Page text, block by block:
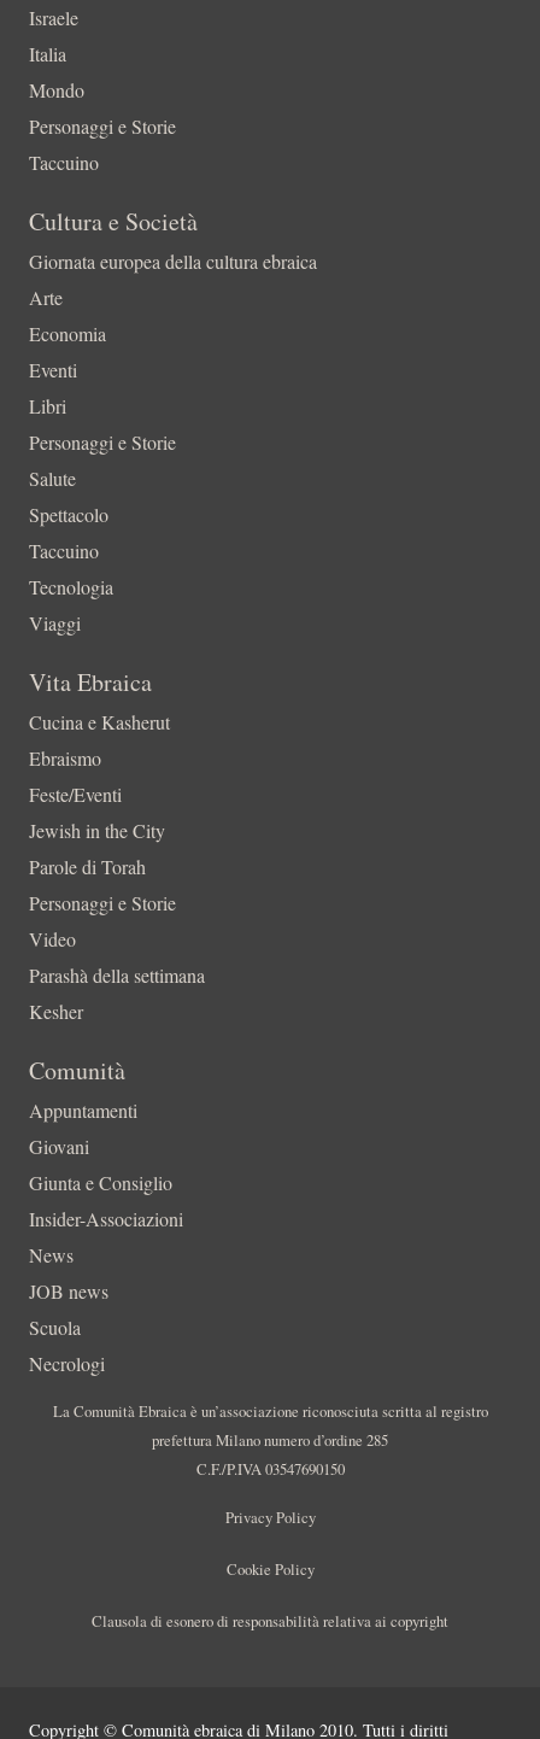
Israele
Italia
Mondo
Personaggi e Storie
Taccuino
Cultura e Società
Giornata europea della cultura ebraica
Arte
Economia
Eventi
Libri
Personaggi e Storie
Salute
Spettacolo
Taccuino
Tecnologia
Viaggi
Vita Ebraica
Cucina e Kasherut
Ebraismo
Feste/Eventi
Jewish in the City
Parole di Torah
Personaggi e Storie
Video
Parashà della settimana
Kesher
Comunità
Appuntamenti
Giovani
Giunta e Consiglio
Insider-Associazioni
News
JOB news
Scuola
Necrologi
La Comunità Ebraica è un’associazione riconosciuta scritta al registro
prefettura Milano numero d’ordine 285
C.F./P.IVA 03547690150
Privacy Policy
Cookie Policy
Clausola di esonero di responsabilità relativa ai copyright
Copyright © Comunità ebraica di Milano 2010. Tutti i diritti